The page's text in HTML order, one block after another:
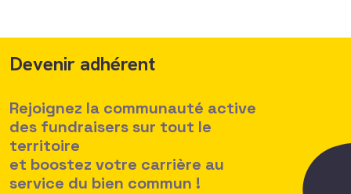
Devenir adhérent
Rejoignez la communauté active
des fundraisers sur tout le
territoire
et boostez votre carrière au
service du bien commun !